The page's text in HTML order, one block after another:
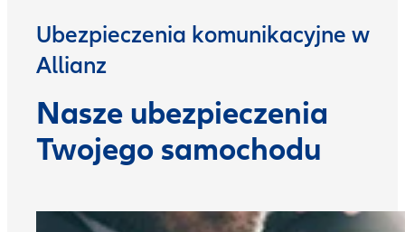
Ubezpieczenia komunikacyjne w
Allianz
Nasze ubezpieczenia
Twojego samochodu